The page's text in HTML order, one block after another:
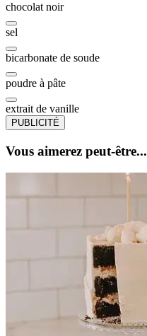
chocolat noir
sel
bicarbonate de soude
poudre à pâte
extrait de vanille
PUBLICITÉ
Vous aimerez peut-être...